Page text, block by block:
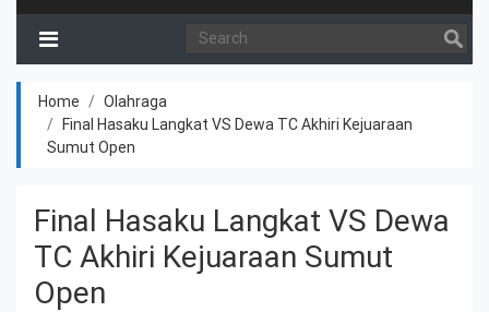
Home
Olahraga
Final Hasaku Langkat VS Dewa TC Akhiri Kejuaraan
Sumut Open
Final Hasaku Langkat VS Dewa
TC Akhiri Kejuaraan Sumut
Open